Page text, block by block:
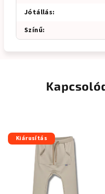
Jótállás:
Színű:
Kiárusítás